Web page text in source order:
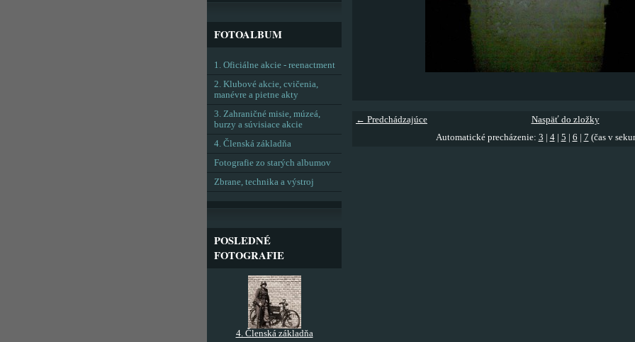
← Predchádzajúce
Naspäť do zložky
Automatické precházenie: 3 4| 5 6 7 (čas v
FOTOALBUM
1. Oficiálne akcie - reenactment
2. Klubové akcie, cvičenia,
manévre a pietne akty
3. Zahraničné misie, múzeá,
burzy a súvisiace akcie
4. Členská základňa
Fotografie zo starých albumov
Zbrane, technika a výstroj
POSLEDNÉ
FOTOGRAFIE
4. Členská základňa